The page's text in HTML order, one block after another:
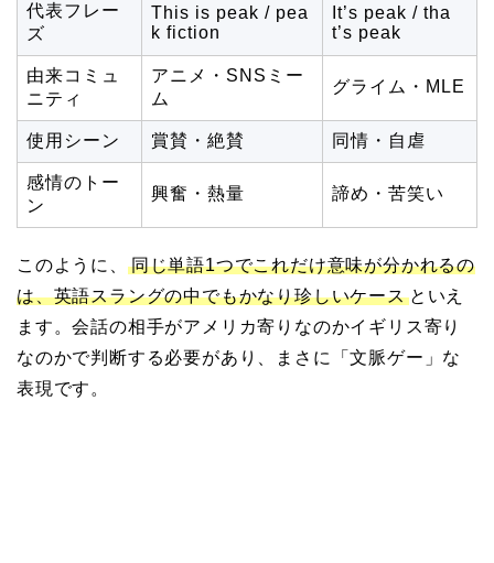
代表フレー
ズ
This is peak / pea
k fiction
It’s peak / tha
t’s peak
由来コミュ
ニティ
アニメ・SNSミー
ム
グライム・MLE
使用シーン 賞賛・絶賛 同情・自虐
感情のトー
ン
興奮・熱量 諦め・苦笑い
このように、
同じ単語1つでこれだけ意味が分かれるの
は、英語スラングの中でもかなり珍しいケースといえ
ます。会話の相手がアメリカ寄りなのかイギリス寄り
なのかで判断する必要があり、まさに「文脈ゲー」な
表現です。